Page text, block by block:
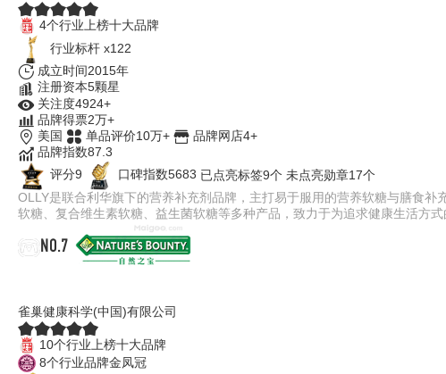
4个行业上榜十大品牌
行业标杆 x122
成立时间2015年
注册资本5颗星
关注度4924+
品牌得票2万+
美国
单品评价10万+
品牌网店4+
品牌指数87.3
评分9
口碑指数5683 已点亮标签9个 未点亮勋章17个
OLLY是联合利华旗下的营养补充剂品牌，主打易于服用的营养软糖与膳食
软糖、复合维生素软糖、益生菌软糖等多种产品，致力于为追求健康生活方式
NO.7
雀巢健康科学(中国)有限公司
10个行业上榜十大品牌
8个行业品牌金凤冠